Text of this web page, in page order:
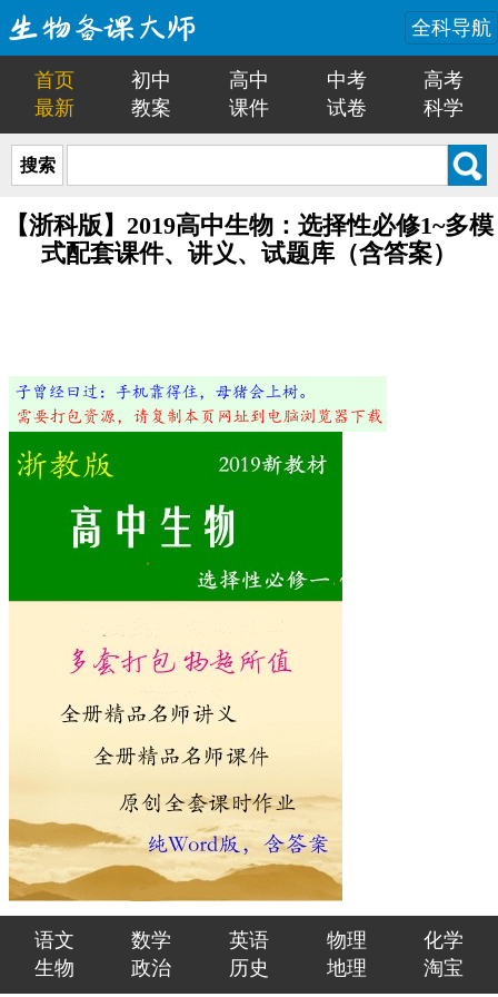
全科导航
首页 初中 高中 中考
高考
最新
教案 课件 试卷 科学
搜索
【浙科版】2019高中生物：选择性必修1~多模
式配套课件、讲义、试题库（含答案）
语文 数学 英语 物理
化学
生物
政治 历史 地理 淘宝